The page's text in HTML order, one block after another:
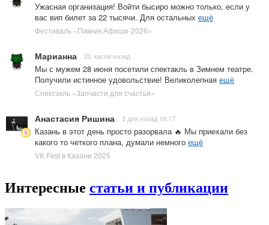
Ужасная организация! Войти бысиро можно только, если у
вас вип билет за 22 тысячи. Для остальных ещё
Фестиваль «Пикник Афиши-2026»
Марианна 20 часов назад
Мы с мужем 28 июня посетили спектакль в Зимнем театре.
Получили истинное удовольствие! Великолепная ещё
Спектакль «Запчасти для счастья»
Анастасия Ришина 3 дня назад 16:17
Казань в этот день просто разорвала 🔥 Мы приехали без
какого то четкого плана, думали немного ещё
VK Fest в Казани 2025
Интересные статьи и публикации